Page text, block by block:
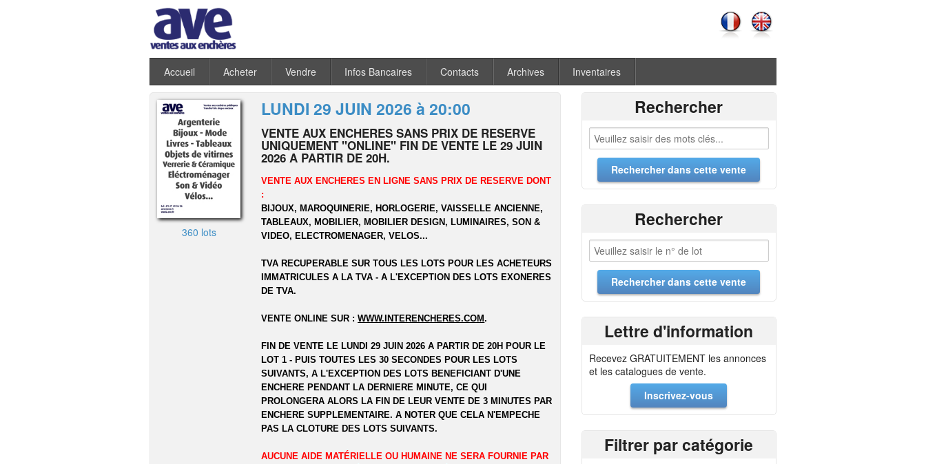
Accueil Acheter Vendre Infos Bancaires Contacts Archives Inventaires
360 lots
LUNDI 29 JUIN 2026 à 20:00
VENTE AUX ENCHERES SANS PRIX DE RESERVE
UNIQUEMENT "ONLINE" FIN DE VENTE LE 29 JUIN
2026 A PARTIR DE 20H.
VENTE AUX ENCHERES EN LIGNE SANS PRIX DE RESERVE DONT
:
BIJOUX, MAROQUINERIE, HORLOGERIE, VAISSELLE ANCIENNE,
TABLEAUX, MOBILIER, MOBILIER DESIGN, LUMINAIRES, SON &
VIDEO, ELECTROMENAGER, VELOS...
TVA RECUPERABLE SUR TOUS LES LOTS POUR LES ACHETEURS
IMMATRICULES A LA TVA - A L'EXCEPTION DES LOTS EXONERES
DE TVA.
VENTE ONLINE SUR :WWW.INTERENCHERES.COM.
FIN DE VENTE LE LUNDI 29 JUIN 2026 A PARTIR DE 20H POUR LE
LOT 1 - PUIS TOUTES LES 30 SECONDES POUR LES LOTS
SUIVANTS, A L'EXCEPTION DES LOTS BENEFICIANT D'UNE
ENCHERE PENDANT LA DERNIERE MINUTE, CE QUI
PROLONGERA ALORS LA FIN DE LEUR VENTE DE 3 MINUTES PAR
ENCHERE SUPPLEMENTAIRE. A NOTER QUE CELA N'EMPECHE
PAS LA CLOTURE DES LOTS SUIVANTS.
AUCUNE AIDE MATÉRIELLE OU HUMAINE NE SERA FOURNIE PAR
Rechercher
Rechercher
Lettre d'information
Recevez GRATUITEMENT les annonces
et les catalogues de vente.
Inscrivez-vous
Filtrer par catégorie